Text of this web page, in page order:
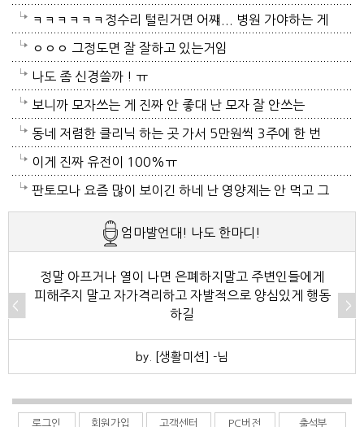
이여서 조심하셔야 할거에요 남편분 술 좋아하시나요
보통 술많이 드시는분이 오는 질병인데 저의 아버지가
술고래였거든요
ㅋㅋㅋㅋㅋㅋ정수리 털린거면 어쨰... 병원 가야하는 게
아닌지..
ㅇㅇㅇ 그정도면 잘 잘하고 있는거임
나도 좀 신경쓸까 ! ㅠ
보니까 모자쓰는 게 진짜 안 좋대 난 모자 잘 안쓰는
중... 캡모자 특히
동네 저렴한 클리닉 하는 곳 가서 5만원씩 3주에 한 번
씩 가는것도 좋아~~
이게 진짜 유전이 100%ㅠ
판토모나 요즘 많이 보이긴 하네 난 영양제는 안 먹고 그
냥 샴푸만 좋은 거 쓰는데 에반가
엄마발언대! 나도 한마디!
정말 아프거나 열이 나면 은폐하지말고 주변인들에게
피해주지 말고 자가격리하고 자발적으로 양심있게 행동
하길
by. [생활미션] -님
로그인 회원가입 고객센터 PC버전 출석부